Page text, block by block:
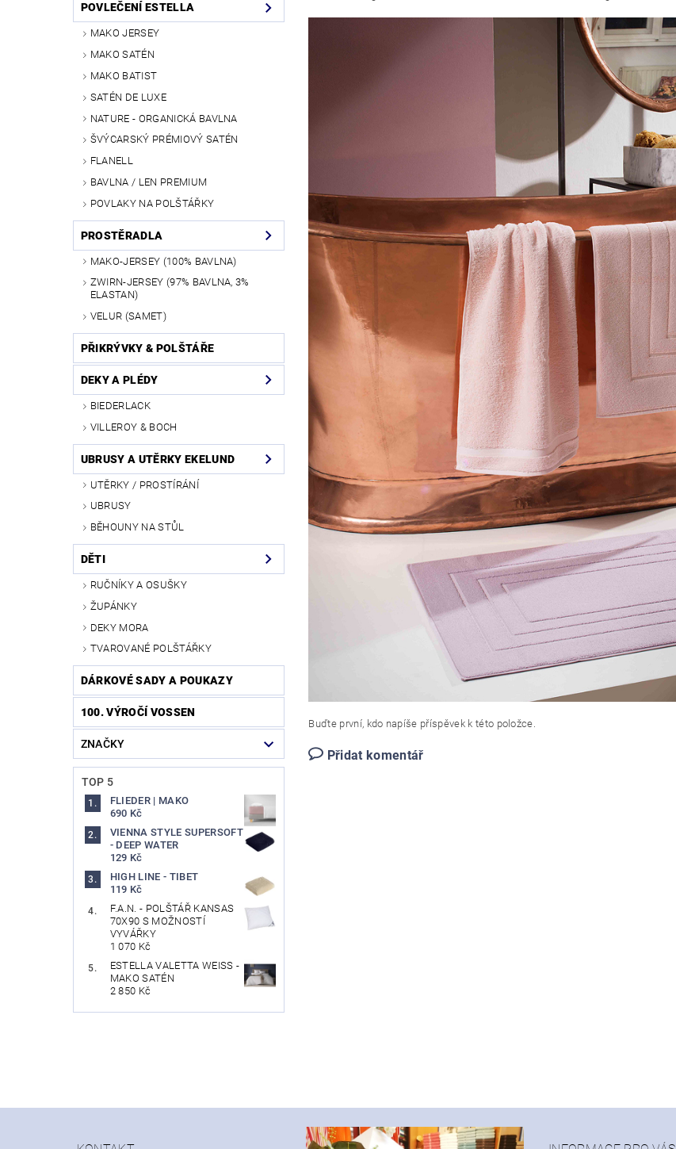
POVLEČENÍ ESTELLA
MAKO JERSEY
MAKO SATÉN
MAKO BATIST
SATÉN DE LUXE
NATURE - ORGANICKÁ BAVLNA
ŠVÝCARSKÝ PRÉMIOVÝ SATÉN
FLANELL
BAVLNA / LEN PREMIUM
POVLAKY NA POLŠTÁŘKY
PROSTĚRADLA
MAKO-JERSEY (100% BAVLNA)
ZWIRN-JERSEY (97% BAVLNA, 3%
ELASTAN)
VELUR (SAMET)
PŘIKRÝVKY & POLŠTÁŘE
DEKY A PLÉDY
BIEDERLACK
VILLEROY & BOCH
UBRUSY A UTĚRKY EKELUND
UTĚRKY / PROSTÍRÁNÍ
UBRUSY
BĚHOUNY NA STŮL
DĚTI
RUČNÍKY A OSUŠKY
ŽUPÁNKY
DEKY MORA
TVAROVANÉ POLŠTÁŘKY
DÁRKOVÉ SADY A POUKAZY
100. VÝROČÍ VOSSEN
ZNAČKY
TOP 5
FLIEDER | MAKO
690 Kč
VIENNA STYLE SUPERSOFT
- DEEP WATER
129 Kč
HIGH LINE - TIBET
119 Kč
F.A.N. - POLŠTÁŘ KANSAS
70X90 S MOŽNOSTÍ
VYVÁŘKY
1 070 Kč
ESTELLA VALETTA WEISS -
MAKO SATÉN
2 850 Kč
Buďte první, kdo napíše příspěvek k této položce.
Přidat komentář